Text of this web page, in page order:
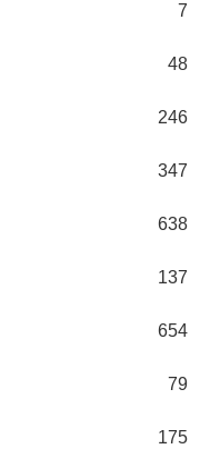
7
48
246
347
638
137
654
79
175